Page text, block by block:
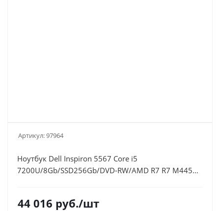
Артикул:97964
Ноутбук Dell Inspiron 5567 Core i5
7200U/8Gb/SSD256Gb/DVD-RW/AMD R7 R7 M445
44 016 руб./шт